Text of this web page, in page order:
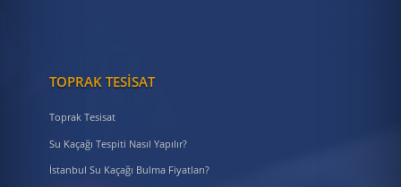
TOPRAK TESISAT
Toprak Tesisat
Su Kaçağı Tespiti Nasıl Yapılır?
İstanbul Su Kaçağı Bulma Fiyatları?